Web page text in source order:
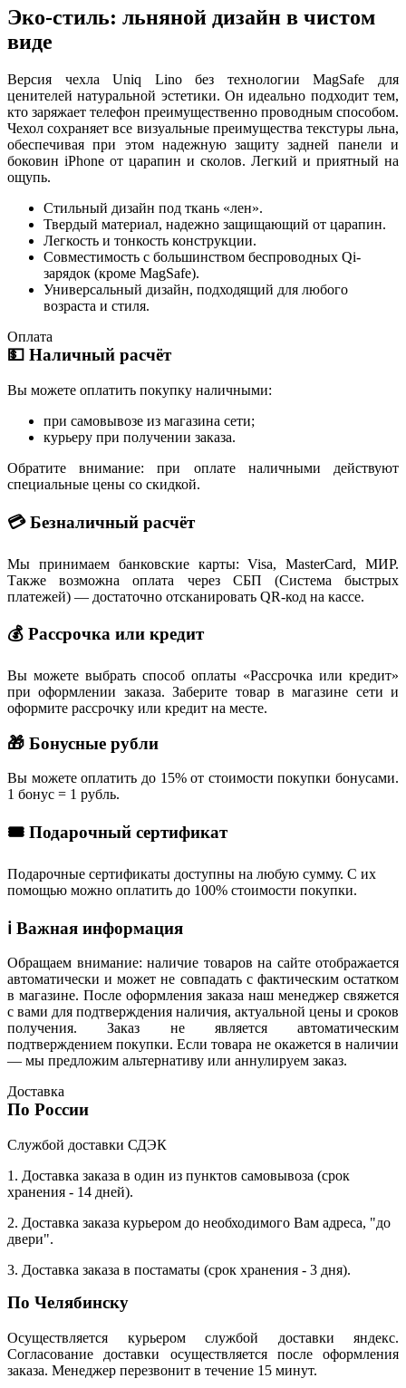
Эко-стиль: льняной дизайн в чистом
виде
Версия чехла Uniq Lino без технологии MagSafe для
ценителей натуральной эстетики. Он идеально подходит тем,
кто заряжает телефон преимущественно проводным способом.
Чехол сохраняет все визуальные преимущества текстуры льна,
обеспечивая при этом надежную защиту задней панели и
боковин iPhone от царапин и сколов. Легкий и приятный на
ощупь.
Стильный дизайн под ткань «лен».
Твердый материал, надежно защищающий от царапин.
Легкость и тонкость конструкции.
Совместимость с большинством беспроводных Qi-
зарядок (кроме MagSafe).
Универсальный дизайн, подходящий для любого
возраста и стиля.
Оплата
💵 Наличный расчёт
Вы можете оплатить покупку наличными:
при самовывозе из магазина сети;
курьеру при получении заказа.
Обратите внимание: при оплате наличными действуют
специальные цены со скидкой.
💳 Безналичный расчёт
Мы принимаем банковские карты: Visa, MasterCard, МИР.
Также возможна оплата через СБП (Система быстрых
платежей) — достаточно отсканировать QR-код на кассе.
💰 Рассрочка или кредит
Вы можете выбрать способ оплаты «Рассрочка или кредит»
при оформлении заказа. Заберите товар в магазине сети и
оформите рассрочку или кредит на месте.
🎁 Бонусные рубли
Вы можете оплатить до 15% от стоимости покупки бонусами.
1 бонус = 1 рубль.
🎟 Подарочный сертификат
Подарочные сертификаты доступны на любую сумму. С их
помощью можно оплатить до 100% стоимости покупки.
ℹ️ Важная информация
Обращаем внимание: наличие товаров на сайте отображается
автоматически и может не совпадать с фактическим остатком
в магазине. После оформления заказа наш менеджер свяжется
с вами для подтверждения наличия, актуальной цены и сроков
получения. Заказ не является автоматическим
подтверждением покупки. Если товара не окажется в наличии
— мы предложим альтернативу или аннулируем заказ.
Доставка
По России
Службой доставки СДЭК
1. Доставка заказа в один из пунктов самовывоза (срок
хранения - 14 дней).
2. Доставка заказа курьером до необходимого Вам адреса, "до
двери".
3. Доставка заказа в постаматы (срок хранения - 3 дня).
По Челябинску
Осуществляется курьером службой доставки яндекс.
Согласование доставки осуществляется после оформления
заказа. Менеджер перезвонит в течение 15 минут.